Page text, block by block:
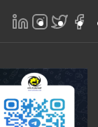
09130850514